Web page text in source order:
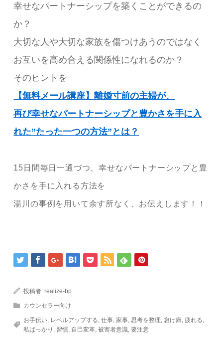
幸せなパートナーシップを築くことができるの
か？
大切な人や大切な家族を傷つけあうのではなく
お互いを高め合える関係性になれるのか？
そのヒントを
【無料メール講座】離婚寸前の主婦が、
再び幸せなパートナーシップと豊かさを手に入
れた”たった一つの方法”とは？
15日間毎日一通づつ、幸せなパートナーシップと豊
かさを手に入れる方法を
湯川の事例を用いて余す所なく、お伝えします！！
投稿者:realize-bp
カウンセラー向け
お手伝い, レベルアップする,仕事,家事,思考を整理,怠け癖,疲れる,
私ばっかり ,習慣, 自己変革,被害者意識,要注意